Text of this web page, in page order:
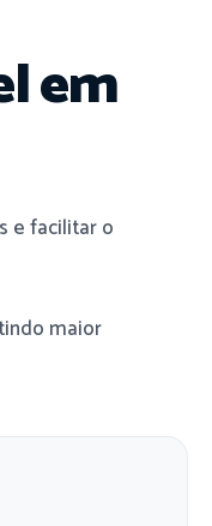
em
e facilitar o
maior